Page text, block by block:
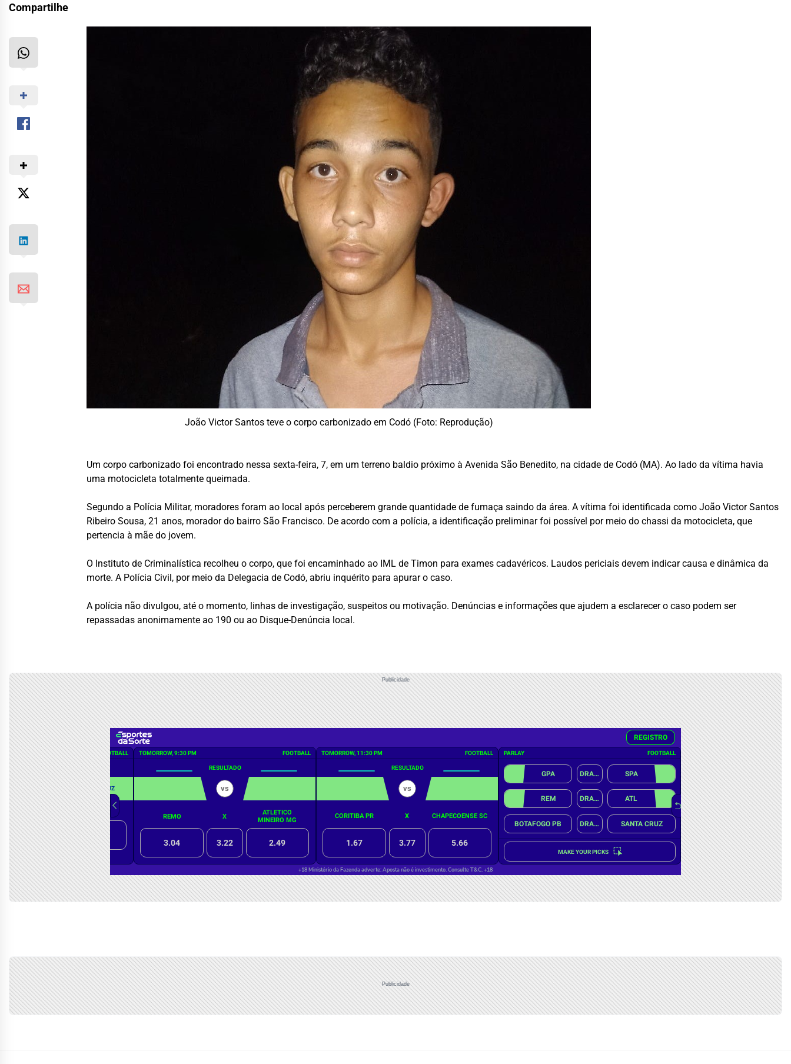
Compartilhe
João Victor Santos teve o corpo carbonizado em Codó (Foto: Reprodução)
Um corpo carbonizado foi encontrado nessa sexta-feira, 7, em um terreno baldio próximo à Avenida São Benedito, na cidade de Codó (MA). Ao lado da vítima havia
uma motocicleta totalmente queimada.
Segundo a Polícia Militar, moradores foram ao local após perceberem grande quantidade de fumaça saindo da área. A vítima foi identificada como João Victor Santos
Ribeiro Sousa, 21 anos, morador do bairro São Francisco. De acordo com a polícia, a identificação preliminar foi possível por meio do chassi da motocicleta, que
pertencia à mãe do jovem.
O Instituto de Criminalística recolheu o corpo, que foi encaminhado ao IML de Timon para exames cadavéricos. Laudos periciais devem indicar causa e dinâmica da
morte. A Polícia Civil, por meio da Delegacia de Codó, abriu inquérito para apurar o caso.
A polícia não divulgou, até o momento, linhas de investigação, suspeitos ou motivação. Denúncias e informações que ajudem a esclarecer o caso podem ser
repassadas anonimamente ao 190 ou ao Disque-Denúncia local.
Publicidade
Publicidade